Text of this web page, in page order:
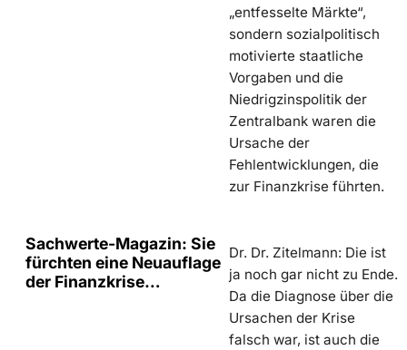
„entfesselte Märkte“,
sondern sozialpolitisch
motivierte staatliche
Vorgaben und die
Niedrigzinspolitik der
Zentralbank waren die
Ursache der
Fehlentwicklungen, die
zur Finanzkrise führten.
Sachwerte-Magazin: Sie
fürchten eine Neuauflage
der Finanzkrise…
Dr. Dr. Zitelmann: Die ist
ja noch gar nicht zu Ende.
Da die Diagnose über die
Ursachen der Krise
falsch war, ist auch die